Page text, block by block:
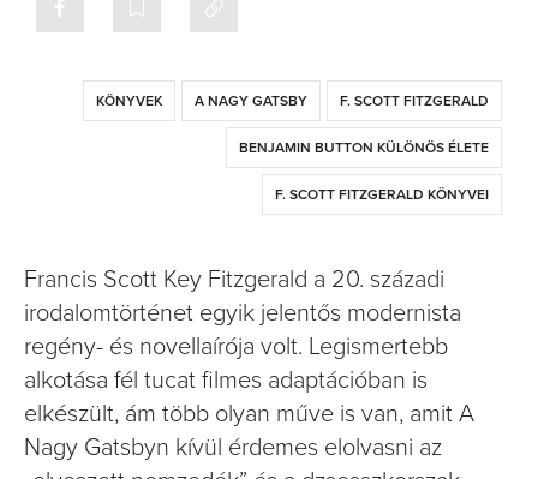
KÖNYVEK A NAGY GATSBY F. SCOTT FITZGERALD
BENJAMIN BUTTON KÜLÖNÖS ÉLETE
F. SCOTT FITZGERALD KÖNYVEI
Francis Scott Key Fitzgerald a 20. századi
irodalomtörténet egyik jelentős modernista
regény- és novellaírója volt. Legismertebb
alkotása fél tucat filmes adaptációban is
elkészült, ám több olyan műve is van, amit A
Nagy Gatsbyn kívül érdemes elolvasni az